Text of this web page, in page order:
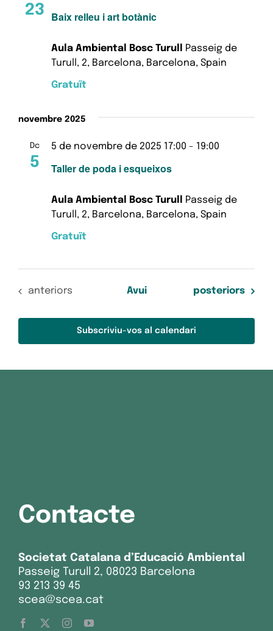
23 Baix relleu i art botànic
Aula Ambiental Bosc Turull
Passeig de
Turull, 2, Barcelona, Barcelona, Spain
Gratuït
novembre 2025
Dc
5 Taller de poda i esqueixos
5 de novembre de 2025 17:00 - 19:00
Aula Ambiental Bosc Turull
Passeig de
Turull, 2, Barcelona, Barcelona, Spain
Gratuït
Esdeveniments
anteriors Avui Esdeveniments
posteriors
Subscriviu-vos al calendari
Contacte
Societat Catalana d’Educació Ambiental
Passeig Turull 2, 08023 Barcelona
93 213 39 45
scea@scea.cat